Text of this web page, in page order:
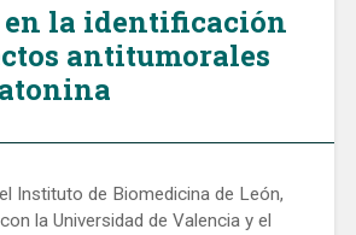
la identificación
antitumorales
Instituto de Biomedicina de León,
la Universidad de Valencia y el